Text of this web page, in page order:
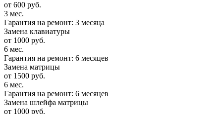
от 600 руб.
3 мес.
Гарантия на ремонт: 3 месяца
Замена клавиатуры
от 1000 руб.
6 мес.
Гарантия на ремонт: 6 месяцев
Замена матрицы
от 1500 руб.
6 мес.
Гарантия на ремонт: 6 месяцев
Замена шлейфа матрицы
от 1000 руб.